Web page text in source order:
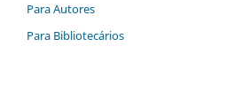
Para Autores
Para Bibliotecários